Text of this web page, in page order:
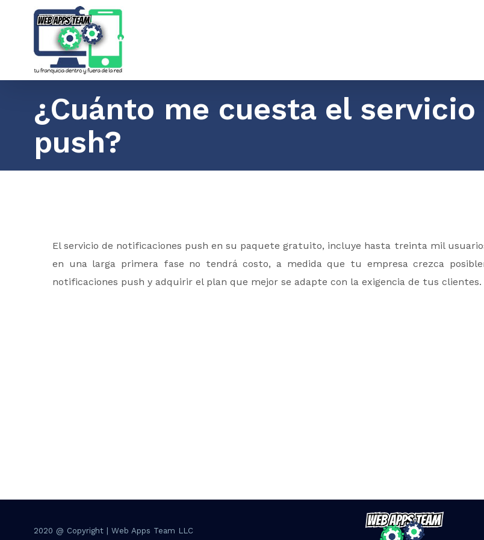
¿Cuánto me cuesta el
push?
El servicio de notificaciones push en su paquete gratuito, incluye hasta treinta mil
en una larga primera fase no tendrá costo, a medida que tu empresa crezca
notificaciones push y adquirir el plan que mejor se adapte con la exigencia de tus clientes.
2020 @ Copyright | Web Apps Team LLC